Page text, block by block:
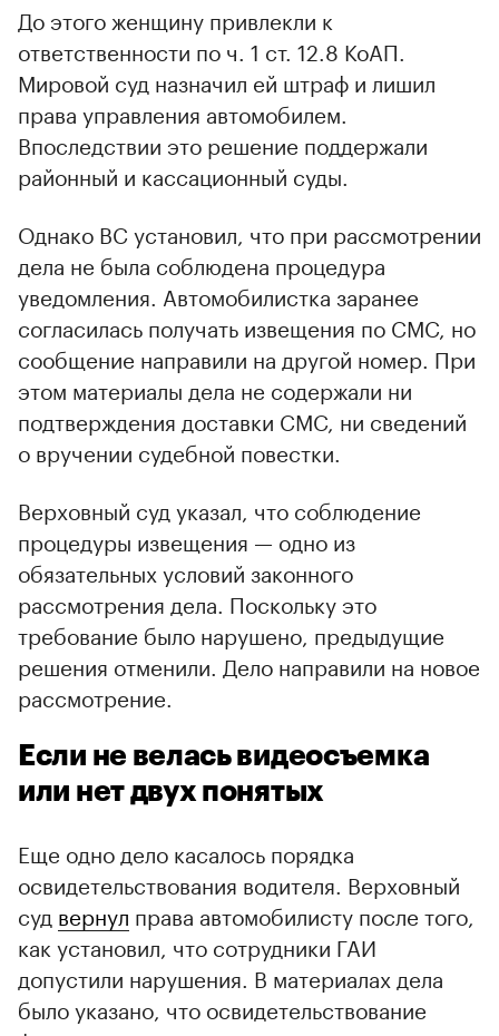
До этого женщину привлекли к
ответственности по ч. 1 ст. 12.8 КоАП.
Мировой суд назначил ей штраф и лишил
права управления автомобилем.
Впоследствии это решение поддержали
районный и кассационный суды.
Однако ВС установил, что при рассмотрении
дела не была соблюдена процедура
уведомления. Автомобилистка заранее
согласилась получать извещения по СМС, но
сообщение направили на другой номер. При
этом материалы дела не содержали ни
подтверждения доставки СМС, ни сведений
о вручении судебной повестки.
Верховный суд указал, что соблюдение
процедуры извещения — одно из
обязательных условий законного
рассмотрения дела. Поскольку это
требование было нарушено, предыдущие
решения отменили. Дело направили на новое
рассмотрение.
Если не велась видеосъемка
или нет двух понятых
Еще одно дело касалось порядка
освидетельствования водителя. Верховный
суд вернул права автомобилисту после того,
как установил, что сотрудники ГАИ
допустили нарушения. В материалах дела
было указано, что освидетельствование